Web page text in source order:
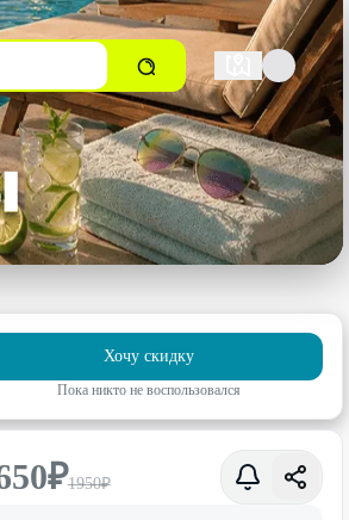
Хочу скидку
Пока никто не воспользовался
₽1950₽